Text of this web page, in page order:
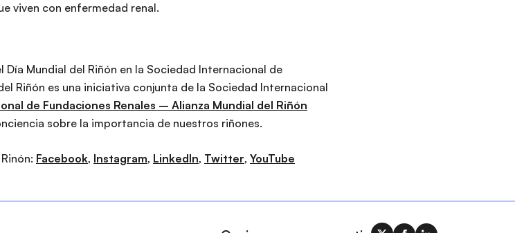
viven con enfermedad renal.
Mundial del Riñón en la Sociedad Internacional de
Riñón es una iniciativa conjunta de la Sociedad Internacional
de Fundaciones Renales – Alianza Mundial del Riñón
sobre la importancia de nuestros riñones.
Facebook, Instagram, LinkedIn, Twitter, YouTube